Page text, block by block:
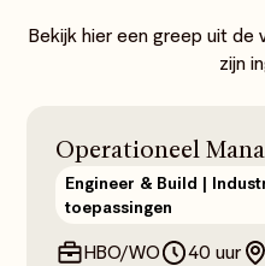
Bekijk hier een greep uit de
zijn
Operationeel
Engineer & Build |
toepassingen
HBO/WO 40 uur